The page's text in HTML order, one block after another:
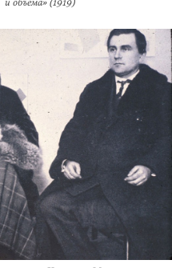
и объема» (1919)